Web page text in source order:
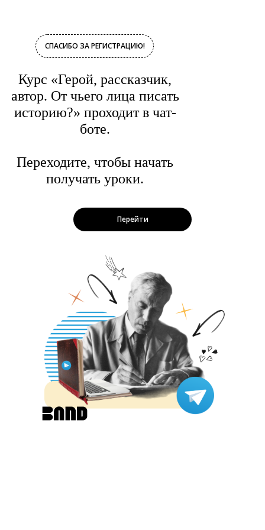
Курс «Герой, рассказчик,
автор. От чьего лица писать
историю?» проходит в чат-
боте.
Переходите, чтобы начать
получать уроки.
СПАСИБО ЗА РЕГИСТРАЦИЮ!
Перейти